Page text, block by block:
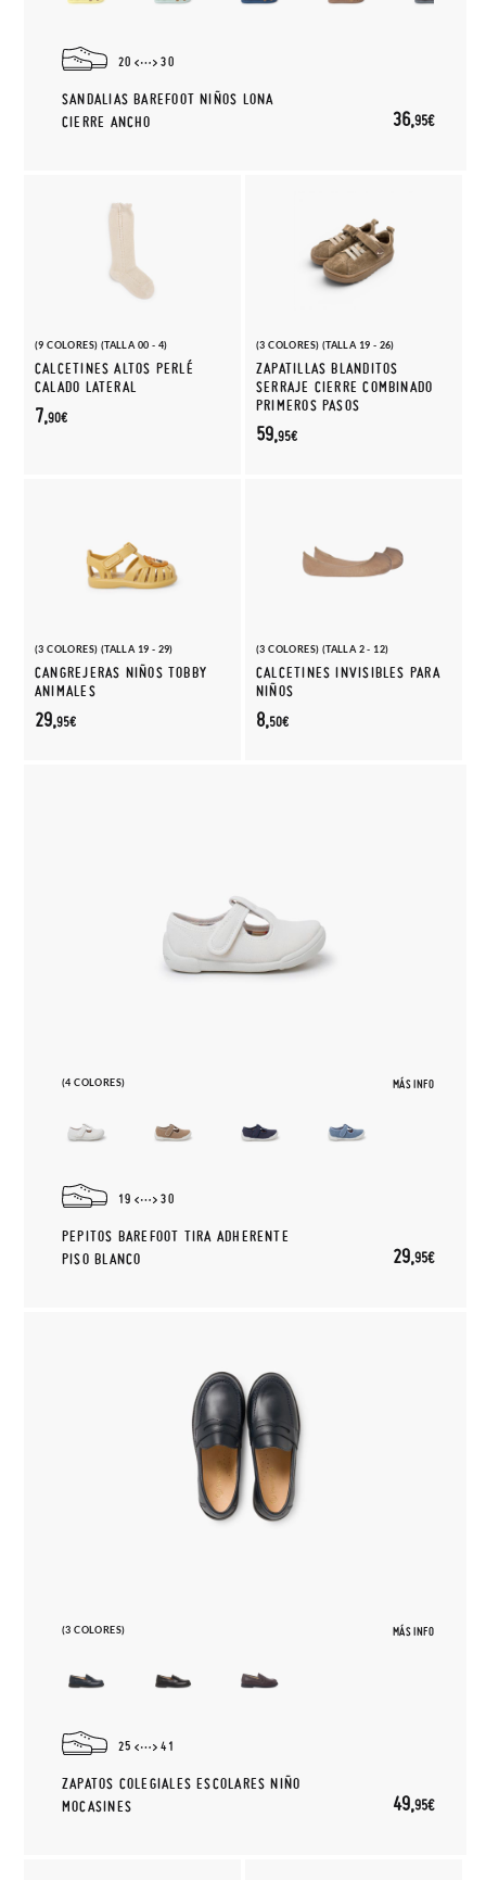
20 30
SANDALIAS BAREFOOT NIÑOS LONA
CIERRE ANCHO
36,95€
(9 COLORES) (TALLA 00 - 4)
CALCETINES ALTOS PERLÉ
CALADO LATERAL
7,90€
(3 COLORES) (TALLA 19 - 26)
ZAPATILLAS BLANDITOS
SERRAJE CIERRE COMBINADO
PRIMEROS PASOS
59,95€
(3 COLORES) (TALLA 19 - 29)
CANGREJERAS NIÑOS TOBBY
ANIMALES
29,95€
(3 COLORES) (TALLA 2 - 12)
CALCETINES INVISIBLES PARA
NIÑOS
8,50€
(4 COLORES) MÁS INFO
19 30
PEPITOS BAREFOOT TIRA ADHERENTE
PISO BLANCO
29,95€
(3 COLORES) MÁS INFO
25 41
ZAPATOS COLEGIALES ESCOLARES NIÑO
MOCASINES
49,95€